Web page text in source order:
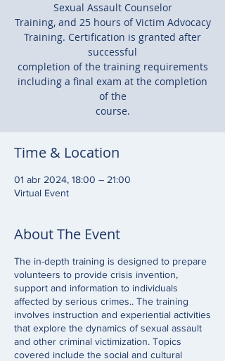
Sexual Assault Counselor
Training, and 25 hours of Victim Advocacy
Training. Certification is granted after
successful
completion of the training requirements
including a final exam at the completion
of the
course.
Time & Location
01 abr 2024, 18:00 – 21:00
Virtual Event
About The Event
The in-depth training is designed to prepare
volunteers to provide crisis invention,
support and information to individuals
affected by serious crimes.. The training
involves instruction and experiential activities
that explore the dynamics of sexual assault
and other criminal victimization. Topics
covered include the social and cultural